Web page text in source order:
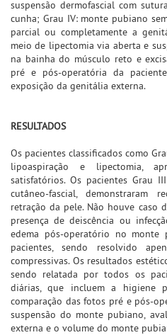
suspensão dermofascial com
cunha; Grau IV: monte pubiano
parcial ou completamente a
meio de lipectomia via aberta e
na bainha do músculo reto e
pré e pós-operatória da
exposição da genitália externa.
RESULTADOS
Os pacientes classificados como
lipoaspiração e lipectomia,
satisfatórios. Os pacientes Grau
cutâneo-fascial,
retração da pele. Não houve caso
presença de deiscência ou
edema pós-operatório no monte
pacientes, sendo resolvido
compressivas. Os resultados
sendo relatada por todos os
diárias, que incluem a higiene
comparação das fotos pré e pós-
suspensão do monte pubiano,
externa e o volume do monte